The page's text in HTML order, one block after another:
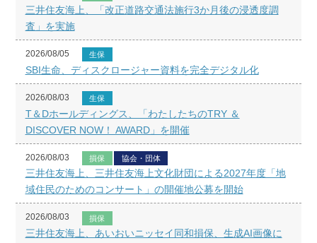
三井住友海上、「改正道路交通法施行3か月後の浸透度調
査」を実施
2026/08/05 生保
SBI生命、ディスクロージャー資料を完全デジタル化
2026/08/03 生保
T＆Dホールディングス、「わたしたちのTRY ＆
DISCOVER NOW！ AWARD」を開催
2026/08/03 損保 協会・団体
三井住友海上、三井住友海上文化財団による2027年度「地
域住民のためのコンサート」の開催地公募を開始
2026/08/03 損保
三井住友海上、あいおいニッセイ同和損保、生成AI画像に